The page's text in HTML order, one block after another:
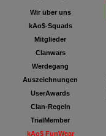
Wir über uns
kAo$-Squads
Mitglieder
Clanwars
Werdegang
Auszeichnungen
UserAwards
Clan-Regeln
TrialMember
kAo$ FunWear